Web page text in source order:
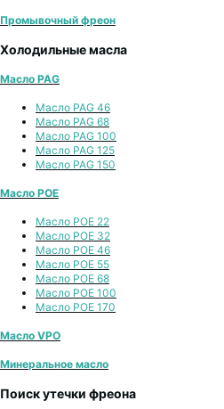
Промывочный фреон
Холодильные масла
Масло PAG
Масло PAG 46
Масло PAG 68
Масло PAG 100
Масло PAG 125
Масло PAG 150
Масло POE
Масло POE 22
Масло POE 32
Масло POE 46
Масло POE 55
Масло POE 68
Масло POE 100
Масло POE 170
Масло VPO
Минеральное масло
Поиск утечки фреона